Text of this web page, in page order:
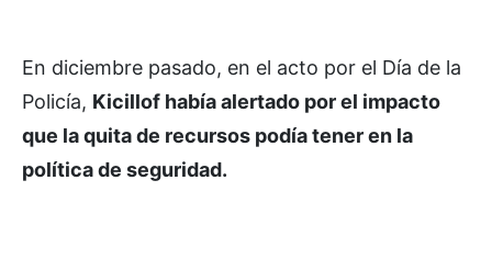
En diciembre pasado, en el acto por el Día de la
Policía, Kicillof había alertado por el impacto
que la quita de recursos podía tener en la
política de seguridad.